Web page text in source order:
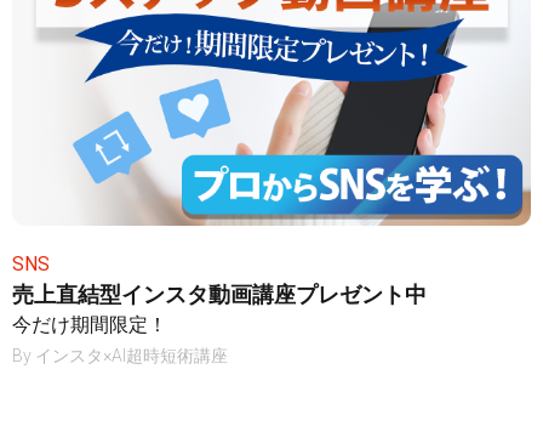
SNS
売上直結型インスタ動画講座プレゼント中
今だけ期間限定！
By インスタ×AI超時短術講座